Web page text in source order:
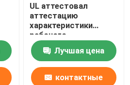
UL аттестовал
аттестацию
характеристики
рабочого
безопасности
лабораторного
исследования лампы
Лучшая цена
контактные